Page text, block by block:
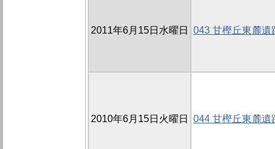
2011年6月15日水曜日 043 甘樫丘東麓遺
2010年6月15日火曜日 044 甘樫丘東麓遺